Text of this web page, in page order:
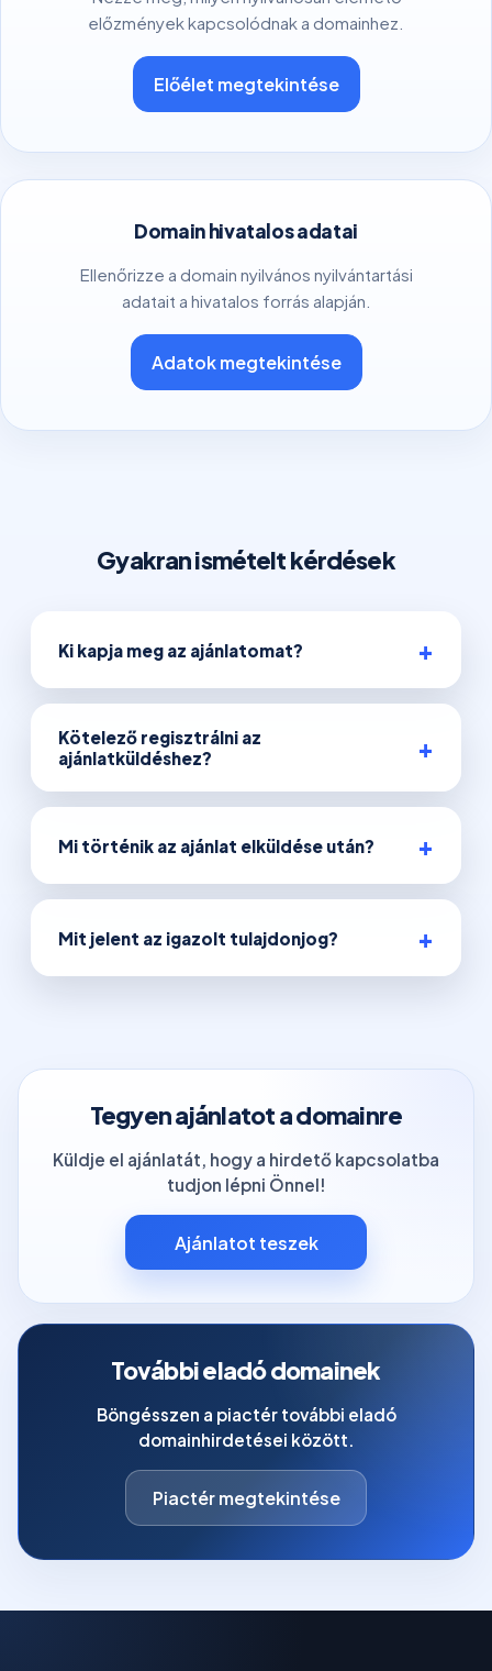
előzmények kapcsolódnak a domainhez.
Előélet megtekintése
Domain hivatalos adatai
Ellenőrizze a domain nyilvános nyilvántartási
adatait a hivatalos forrás alapján.
Adatok megtekintése
Gyakran ismételt kérdések
Ki kapja meg az ajánlatomat?
Kötelező regisztrálni az
ajánlatküldéshez?
Mi történik az ajánlat elküldése után?
Mit jelent az igazolt tulajdonjog?
Tegyen ajánlatot a domainre
Küldje el ajánlatát, hogy a hirdető kapcsolatba
tudjon lépni Önnel!
Ajánlatot teszek
További eladó domainek
Böngésszen a piactér további eladó
domainhirdetései között.
Piactér megtekintése